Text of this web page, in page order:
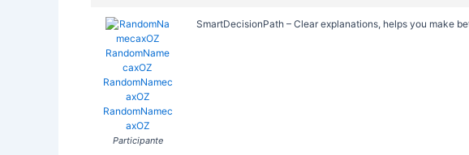
RandomNamec
axOZ
RandomNamec
axOZ
Participante
SmartDecisionPath – Clear explanations, helps you make